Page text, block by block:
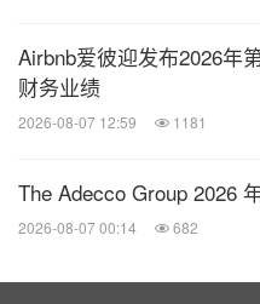
段，其中上海项目于7月
财产保险业务规模稳健
2025年上半年，平安产
1,718.57亿元，同比增
95.2%，同比优化2.6个
Airbnb爱彼迎发布2026年
财务业绩
2026-08-07 12:59 1181
The Adecco Group 2026
2026-08-07 00:14 682